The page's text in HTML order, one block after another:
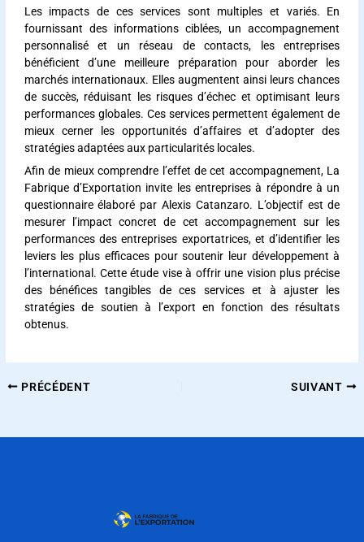
Les impacts de ces services sont multiples et variés. En
fournissant des informations ciblées, un accompagnement
personnalisé et un réseau de contacts, les entreprises
bénéficient d’une meilleure préparation pour aborder les
marchés internationaux. Elles augmentent ainsi leurs chances
de succès, réduisant les risques d’échec et optimisant leurs
performances globales. Ces services permettent également de
mieux cerner les opportunités d’affaires et d’adopter des
stratégies adaptées aux particularités locales.
Afin de mieux comprendre l’effet de cet accompagnement, La
Fabrique d’Exportation invite les entreprises à répondre à un
questionnaire élaboré par Alexis Catanzaro. L’objectif est de
mesurer l’impact concret de cet accompagnement sur les
performances des entreprises exportatrices, et d’identifier les
leviers les plus efficaces pour soutenir leur développement à
l’international. Cette étude vise à offrir une vision plus précise
des bénéfices tangibles de ces services et à ajuster les
stratégies de soutien à l’export en fonction des résultats
obtenus.
PRÉCÉDENT SUIVANT